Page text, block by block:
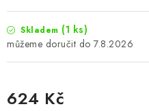
Skladem (1 ks)
7.8.2026
624 Kč